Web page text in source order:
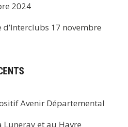
2024
17 novembre
Avenir Départemental
Luneray et au Havre